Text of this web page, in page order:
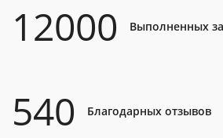
12000 Выполненных
540 Благодарных отзывов